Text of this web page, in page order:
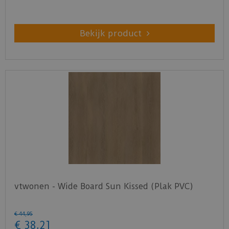
Bekijk product
vtwonen - Wide Board Sun Kissed (Plak PVC)
€ 44,95
€ 38,21